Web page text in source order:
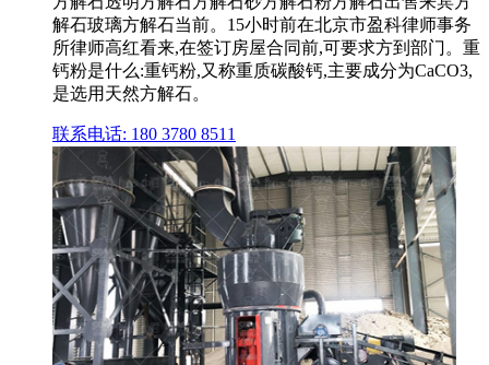
解石玻璃方解石当前。15小时前在北京市盈科律师事务
所律师高红看来,在签订房屋合同前,可要求方到部门。重
钙粉是什么:重钙粉,又称重质碳酸钙,主要成分为CaCO3,
是选用天然方解石。
联系电话: 180 3780 8511